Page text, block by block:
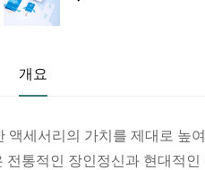
개요
액세서리의 가치를 제대로 높
전통적인 장인정신과 현대적